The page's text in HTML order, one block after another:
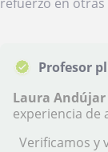
Profesor
Laura Andújar
experiencia de
Verificamos y